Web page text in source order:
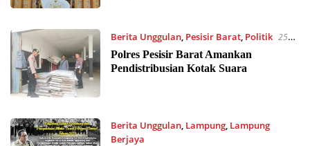
Berita Unggulan, Pesisir Barat, Politik 25
Oktober 2023 15:54
Polres Pesisir Barat Amankan
Pendistribusian Kotak Suara
Berita Unggulan, Lampung, Lampung
Berjaya